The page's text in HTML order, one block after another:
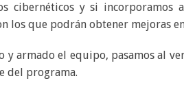
cibernéticos y si incorporamos
los que podrán obtener mejoras
y armado el equipo, pasamos al
del programa.